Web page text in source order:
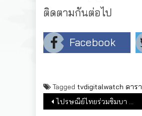
ติดตามกันต่อไป
Facebook
Tagged tvdigitalwatch ดารา
แนะแนวเรื่อง
ไปรษณีย์ไทยร่วมซิมบา ทอยส์ เตรียมพัฒนาโมเดลรถเหล็กย่อส่วน คอลเล็กชันพิเศษ